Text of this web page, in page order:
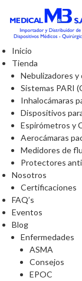
Inicio
Tienda
Nebulizadores y
Sistemas PARI
Inhalocámaras
Dispositivos
Espirómetros y
Aerocámaras
Medidores de
Protectores
Nosotros
Certificaciones
FAQ’s
Eventos
Blog
Enfermedades
ASMA
Consejos
EPOC